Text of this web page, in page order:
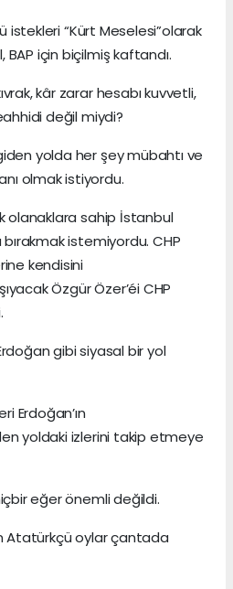
istekleri “Kürt Meselesi”olarak
için biçilmiş kaftandı.
kâr zarar hesabı kuvvetli,
değil miydi?
yolda her şey mübahtı ve
olmak istiyordu.
olanaklara sahip İstanbul
bırakmak istemiyordu. CHP
kendisini
Özgür Özer’éi CHP
gibi siyasal bir yol
Erdoğan’ın
yoldaki izlerini takip etmeye
eğer önemli değildi.
Atatürkçü oylar çantada